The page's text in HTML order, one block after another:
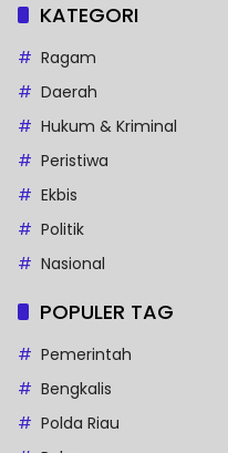
KATEGORI
Ragam
Daerah
Hukum & Kriminal
Peristiwa
Ekbis
Politik
Nasional
POPULER TAG
Pemerintah
Bengkalis
Polda Riau